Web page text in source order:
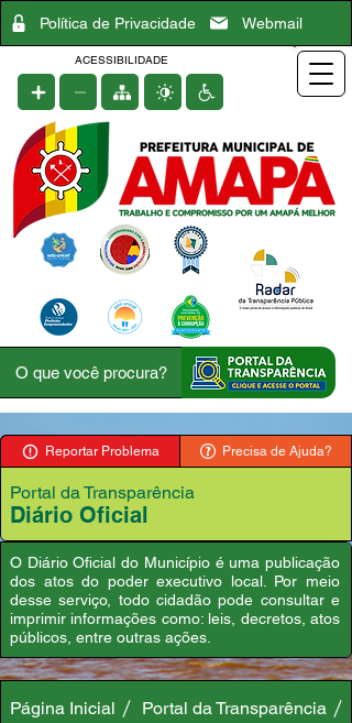
Política de Privacidade Webmail
ACESSIBILIDADE
Reportar Problema Precisa de Ajuda?
Portal da Transparência
Diário Oficial
O Diário Oficial do Município é uma publicação
dos atos do poder executivo local. Por meio
desse serviço, todo cidadão pode consultar e
imprimir informações como: leis, decretos, atos
públicos, entre outras ações.
Página Inicial
Portal da Transparência